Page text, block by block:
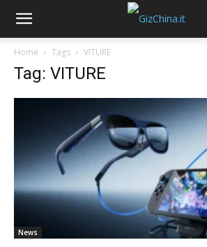
Home Tags VITURE
Tag: VITURE
News